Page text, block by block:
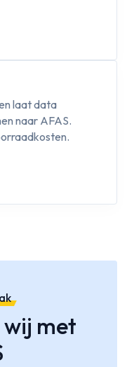
laat data
naar AFAS.
wij met